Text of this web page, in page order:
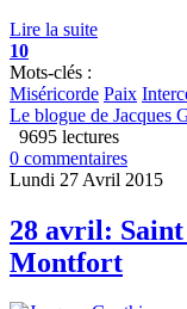
Lire la suite
10
Mots-clés :
Miséricorde Paix
Le blogue de Jacques
9695 lectures
0 commentaires
Lundi 27 Avril 2015
28 avril:
Montfort